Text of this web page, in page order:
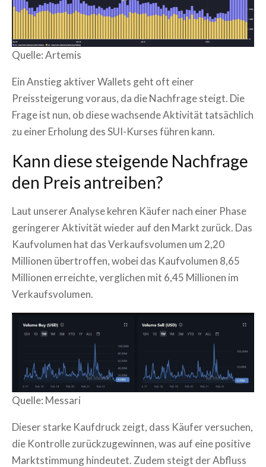
Quelle: Artemis
Ein Anstieg aktiver Wallets geht oft einer
Preissteigerung voraus, da die Nachfrage steigt. Die
Frage ist nun, ob diese wachsende Aktivität tatsächlich
zu einer Erholung des SUI-Kurses führen kann.
Kann diese steigende Nachfrage
den Preis antreiben?
Laut unserer Analyse kehren Käufer nach einer Phase
geringerer Aktivität wieder auf den Markt zurück. Das
Kaufvolumen hat das Verkaufsvolumen um 2,20
Millionen übertroffen, wobei das Kaufvolumen 8,65
Millionen erreichte, verglichen mit 6,45 Millionen im
Verkaufsvolumen.
Quelle: Messari
Dieser starke Kaufdruck zeigt, dass Käufer versuchen,
die Kontrolle zurückzugewinnen, was auf eine positive
Marktstimmung hindeutet. Zudem steigt der Abfluss